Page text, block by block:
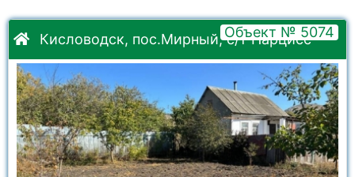
Кисловодск, пос.Мирный, с/т Нарцисс
Объект № 5074